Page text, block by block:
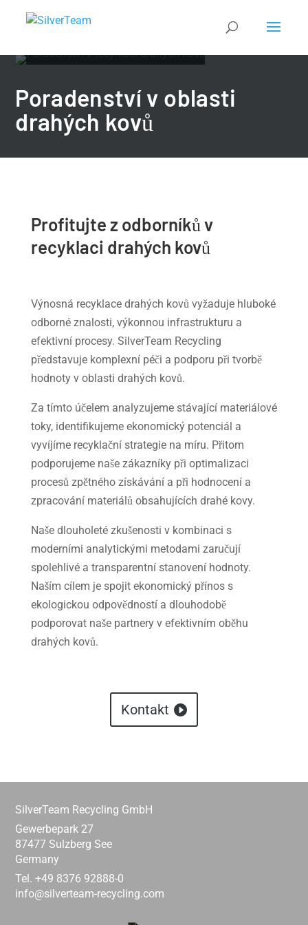
Poradenství v oblasti
drahých kovů
Profitujte z odborníků v
recyklaci drahých kovů
Výnosná recyklace drahých kovů vyžaduje hluboké
odborné znalosti, výkonnou infrastrukturu a
efektivní procesy. SilverTeam Recycling
představuje komplexní péči a podporu při tvorbě
hodnoty v oblasti drahých kovů.
Za tímto účelem analyzujeme stávající materiálové
toky, identifikujeme ekonomický potenciál a
vyvíjíme recyklační strategie na míru. Přitom
podporujeme naše zákazníky při optimalizaci
procesů zpětného získávání a při hodnocení a
zpracování materiálů obsahujících drahé kovy.
Naše dlouholeté zkušenosti v kombinaci s
moderními analytickými metodami zaručují
spolehlivé a transparentní stanovení hodnoty.
Naším cílem je spojit ekonomický přínos s
ekologickou odpovědností a dlouhodobě
podporovat naše partnery v efektivním oběhu
drahých kovů.
Kontakt
SilverTeam Recycling GmbH
Gewerbepark 27
87477 Sulzberg See
Germany
Tel. +49 8376 92888-0
info@silverteam-recycling.com